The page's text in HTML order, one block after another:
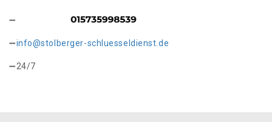
info@stolberger-schluesseldienst.de
24/7